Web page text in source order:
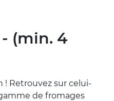
- (min. 4
! Retrouvez sur celui-
de fromages